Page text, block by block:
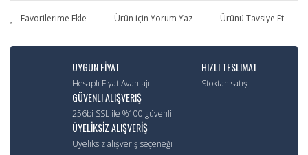
Ürün için Yorum Yaz Ürünü Tavsiye Et
UYGUN FİYAT
Hesaplı Fiyat Avantajı
HIZLI TESLIMAT
Stoktan satış
GÜVENLI ALIŞVERIŞ
256bi SSL ile %100 güvenli
ÜYELİKSİZ ALIŞVERİŞ
Üyeliksiz alışveriş seçeneği